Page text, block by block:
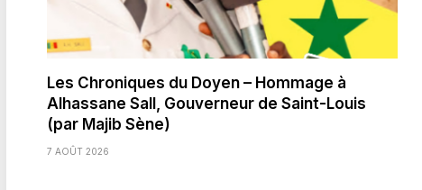
Les Chroniques du Doyen – Hommage à
Alhassane Sall, Gouverneur de Saint-Louis
(par Majib Sène)
7 AOÛT 2026